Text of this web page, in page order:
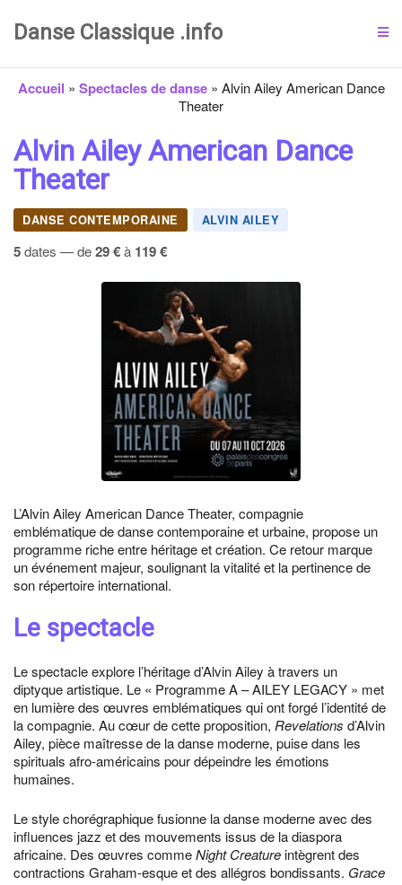
Danse Classique .info
Accueil » Spectacles de danse» Alvin Ailey American Dance
Theater
Alvin Ailey American Dance
Theater
DANSE CONTEMPORAINE ALVIN AILEY
5dates — de29 €à 119 €
L’Alvin Ailey American Dance Theater, compagnie
emblématique de danse contemporaine et urbaine, propose un
programme riche entre héritage et création. Ce retour marque
un événement majeur, soulignant la vitalité et la pertinence de
son répertoire international.
Le spectacle
Le spectacle explore l’héritage d’Alvin Ailey à travers un
diptyque artistique. Le « Programme A – AILEY LEGACY » met
en lumière des œuvres emblématiques qui ont forgé l’identité de
la compagnie. Au cœur de cette proposition, Revelations d’Alvin
Ailey, pièce maîtresse de la danse moderne, puise dans les
spirituals afro-américains pour dépeindre les émotions
humaines.
Le style chorégraphique fusionne la danse moderne avec des
influences jazz et des mouvements issus de la diaspora
africaine. Des œuvres commeNight Creatureintègrent des
contractions Graham-esque et des allégros bondissants. Grace